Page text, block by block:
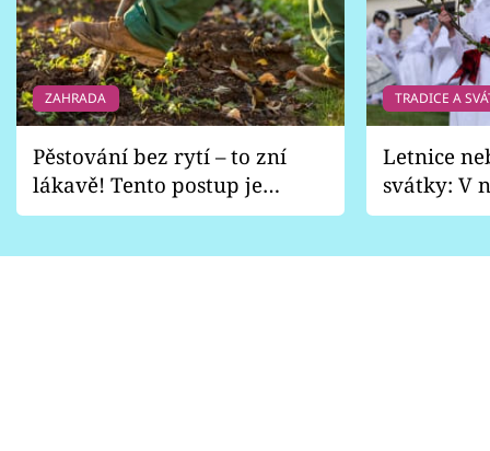
ZAHRADA
Pěstování bez rytí – to zní
lákavě! Tento postup je
vhodný jen pro některé
TRADICE A
Letnice
svátky: V
pondělí